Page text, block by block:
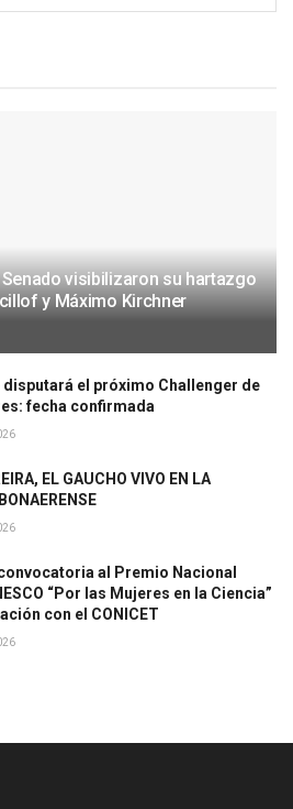
visibilizaron su hartazgo
y Máximo Kirchner
disputará el próximo Challenger de
fecha confirmada
EL GAUCHO VIVO EN LA
al Premio Nacional
“Por las Mujeres en la Ciencia”
con el CONICET